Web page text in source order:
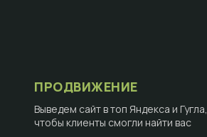
ПРОДВИЖЕНИЕ
Выведем сайт в топ Яндекса и Гугла,
чтобы клиенты смогли найти вас